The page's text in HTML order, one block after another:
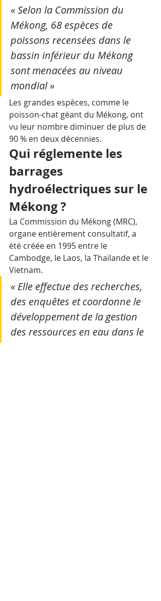
« Selon la Commission du
Mékong, 68 espèces de
poissons recensées dans le
bassin inférieur du Mékong
sont menacées au niveau
mondial »
Les grandes espèces, comme le
poisson-chat géant du Mékong, ont
vu leur nombre diminuer de plus de
90 % en deux décennies.
Qui réglemente les
barrages
hydroélectriques sur le
Mékong ?
La Commission du Mékong (MRC),
organe entièrement consultatif, a
été créée en 1995 entre le
Cambodge, le Laos, la Thaïlande et le
Vietnam.
« Elle effectue des recherches,
des enquêtes et coordonne le
développement de la gestion
des ressources en eau dans le